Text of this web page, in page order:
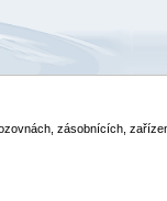
zásobnících,